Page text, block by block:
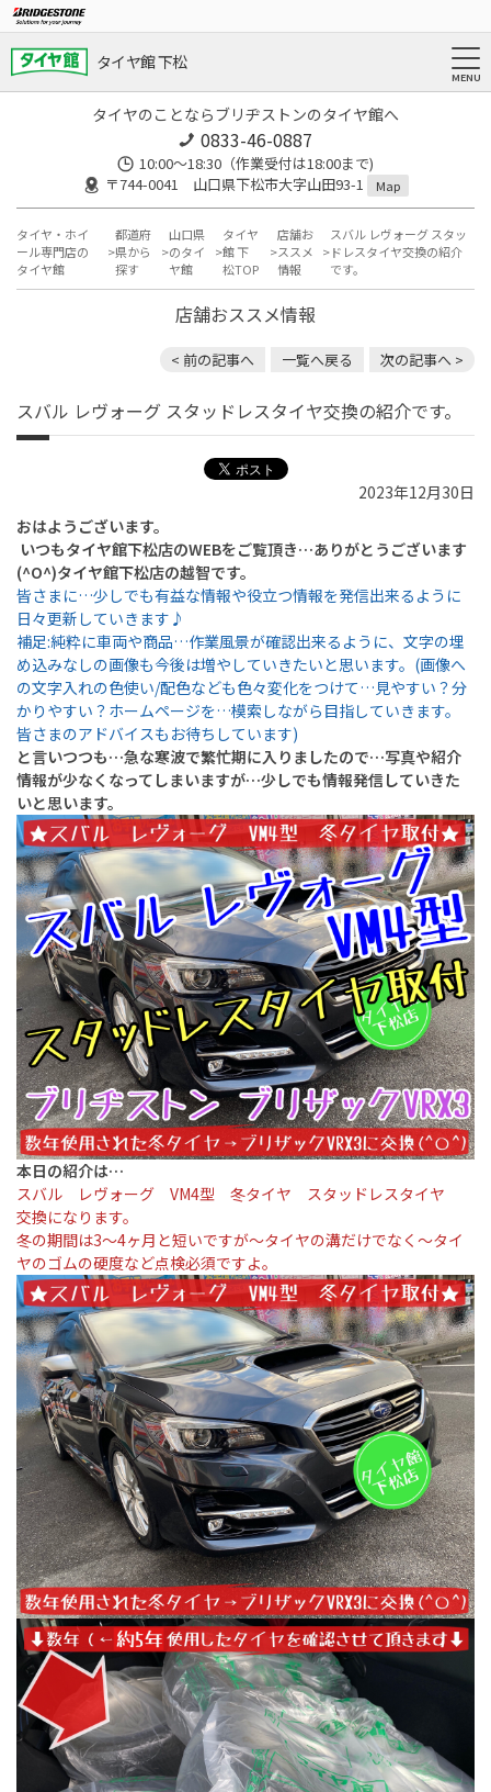
タイヤ館 下松
タイヤのことならブリヂストンのタイヤ館へ
0833-46-0887
10:00～18:30（作業受付は18:00まで)
〒744-0041 山口県下松市大字山田93-1
Map
タイヤ・ホイ
ール専門店の
タイヤ館
都道府
県から
探す
山口県
のタイ
ヤ館
タイヤ
館 下
松TOP
店舗お
ススメ
情報
スバル レヴォーグ スタッ
ドレスタイヤ交換の紹介
です。
店舗おススメ情報
< 前の記事へ 一覧へ戻る 次の記事へ >
スバル レヴォーグ スタッドレスタイヤ交換の紹介です。
2023年12月30日
おはようございます。
いつもタイヤ館下松店のWEBをご覧頂き…ありがとうございます
(^O^)タイヤ館下松店の越智です。
皆さまに…少しでも有益な情報や役立つ情報を発信出来るように
日々更新していきます♪
補足:純粋に車両や商品…作業風景が確認出来るように、文字の埋
め込みなしの画像も今後は増やしていきたいと思います。 (画像へ
の文字入れの色使い/配色なども色々変化をつけて…見やすい？分
かりやすい？ホームページを…模索しながら目指していきます。
皆さまのアドバイスもお待ちしています)
と言いつつも…急な寒波で繁忙期に入りましたので…写真や紹介
情報が少なくなってしまいますが…少しでも情報発信していきた
いと思います。
本日の紹介は…
スバル レヴォーグ VM4型 冬タイヤ スタッドレスタイヤ
交換になります。
冬の期間は3〜4ヶ月と短いですが〜タイヤの溝だけでなく〜タイ
ヤのゴムの硬度など点検必須ですよ。